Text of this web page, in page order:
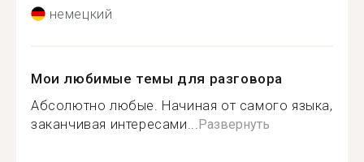
немецкий
Мои любимые темы для разговора
Абсолютно любые. Начиная от самого языка,
заканчивая интересами... Развернуть